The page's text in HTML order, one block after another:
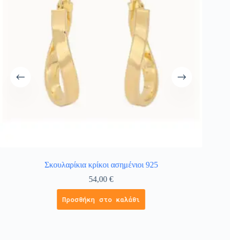
Σκουλαρίκια κρίκοι ασημένιοι 925
54,00€
Προσθήκη στο καλάθι